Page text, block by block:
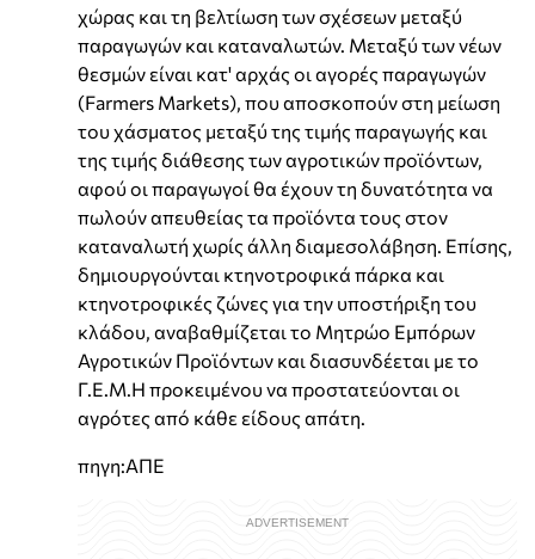
χώρας και τη βελτίωση των σχέσεων μεταξύ
παραγωγών και καταναλωτών. Μεταξύ των νέων
θεσμών είναι κατ' αρχάς οι αγορές παραγωγών
(Farmers Markets), που αποσκοπούν στη μείωση
του χάσματος μεταξύ της τιμής παραγωγής και
της τιμής διάθεσης των αγροτικών προϊόντων,
αφού οι παραγωγοί θα έχουν τη δυνατότητα να
πωλούν απευθείας τα προϊόντα τους στον
καταναλωτή χωρίς άλλη διαμεσολάβηση. Επίσης,
δημιουργούνται κτηνοτροφικά πάρκα και
κτηνοτροφικές ζώνες για την υποστήριξη του
κλάδου, αναβαθμίζεται το Μητρώο Εμπόρων
Αγροτικών Προϊόντων και διασυνδέεται με το
Γ.Ε.Μ.Η προκειμένου να προστατεύονται οι
αγρότες από κάθε είδους απάτη.
πηγη:ΑΠΕ